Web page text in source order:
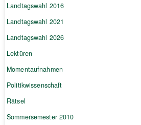
Landtagswahl 2016
Landtagswahl 2021
Landtagswahl 2026
Lektüren
Momentaufnahmen
Politikwissenschaft
Rätsel
Sommersemester 2010